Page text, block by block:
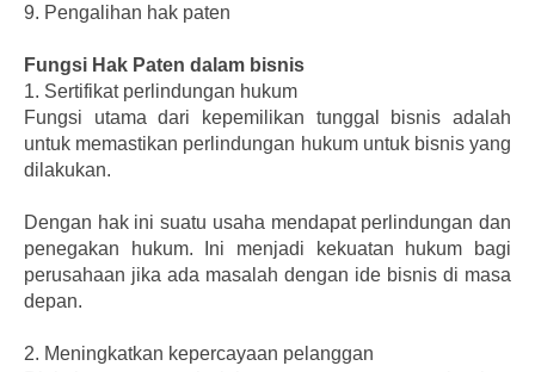
9. Pengalihan hak paten
Fungsi Hak Paten dalam bisnis
1. Sertifikat perlindungan hukum
Fungsi utama dari kepemilikan tunggal bisnis adalah
untuk memastikan perlindungan hukum untuk bisnis yang
dilakukan.
Dengan hak ini suatu usaha mendapat perlindungan dan
penegakan hukum. Ini menjadi kekuatan hukum bagi
perusahaan jika ada masalah dengan ide bisnis di masa
depan.
2. Meningkatkan kepercayaan pelanggan